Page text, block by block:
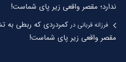
ندارد؛ مقصر واقعی زیر پای شماست!
فرزانه قربانیدر کمردردی که ربطی به
مقصر واقعی زیر پای شماست!